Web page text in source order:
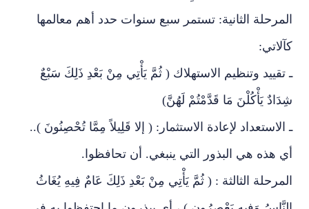
المرحلة الثانية: تستمر سبع سنوات حدد أهم معالمها
كآلاتي:
ـ تقييد وتنظيم الاستهلاك ( ثُمَّ يَأْتِي مِنْ بَعْدِ ذَلِكَ سَبْعٌ
شِدَادٌ يَأْكُلْنَ مَا قَدَّمْتُمْ لَهُنَّ)
ـ الاستعداد لإعادة الاستثمار: ( إلا قَلِيلاً مِمَّا تُحْصِنُونَ )..
أي هذه هي البذور التي ينبغي. أن تحافظوا.
المرحلة الثالثة : ( ثُمَّ يَأْتِي مِنْ بَعْدِ ذَلِكَ عَامٌ فِيهِ يُغَاثُ